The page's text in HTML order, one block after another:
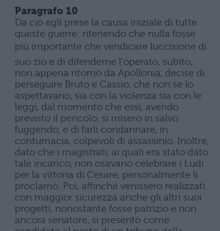
Paragrafo 10
Da ciò egli prese la causa iniziale di tutte
queste guerre: ritenendo che nulla fosse
più importante che vendicare luccisione di
suo zio e di difenderne l'operato, subito,
non appena ritornò da Apollonia, decise di
perseguire Bruto e Cassio, che non se lo
aspettavano, sia con la violenza sia con le
leggi, dal momento che essi, avendo
previsto il pericolo, si misero in salvo
fuggendo, e di farli condannare, in
contumacia, colpevoli di assassinio. Inoltre,
dato che i magistrati, ai quali era stato dato
tale incarico, non osavano celebrare i Ludi
per la vittoria di Cesare, personalmente li
proclamò. Poi, affinché venissero realizzati
con maggior sicurezza anche gli altri suoi
progetti, nonostante fosse patrizio e non
ancora senatore, si presentò come